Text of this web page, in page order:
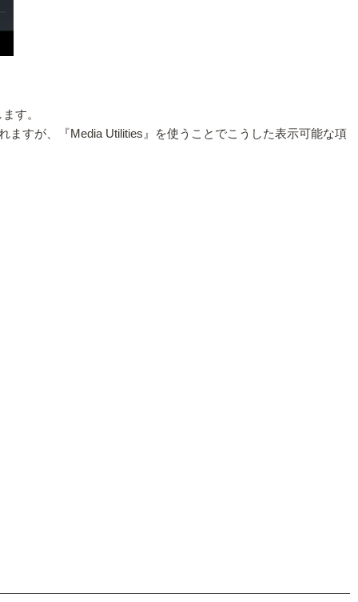
す。
すが、『Media Utilities』を使うことでこうした表示可能な項